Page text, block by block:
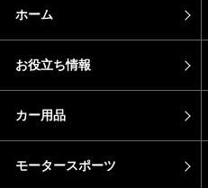
ホーム
お役立ち情報
カー用品
モータースポーツ